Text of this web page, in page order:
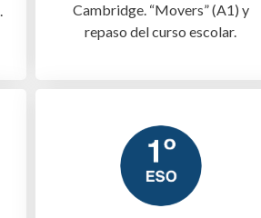
Cambridge. “Movers” (A1) y
repaso del curso escolar.